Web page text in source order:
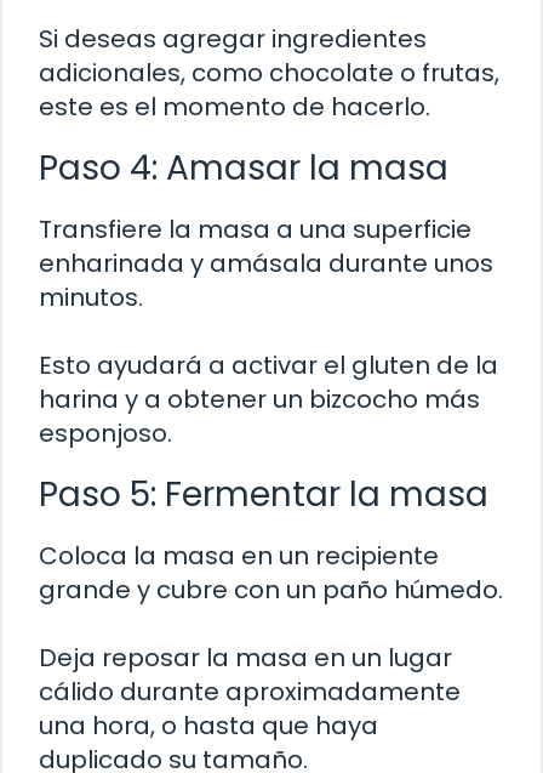
Si deseas agregar ingredientes
adicionales, como chocolate o frutas,
este es el momento de hacerlo.
Paso 4: Amasar la masa
Transfiere la masa a una superficie
enharinada y amásala durante unos
minutos.
Esto ayudará a activar el gluten de la
harina y a obtener un bizcocho más
esponjoso.
Paso 5: Fermentar la masa
Coloca la masa en un recipiente
grande y cubre con un paño húmedo.
Deja reposar la masa en un lugar
cálido durante aproximadamente
una hora, o hasta que haya
duplicado su tamaño.